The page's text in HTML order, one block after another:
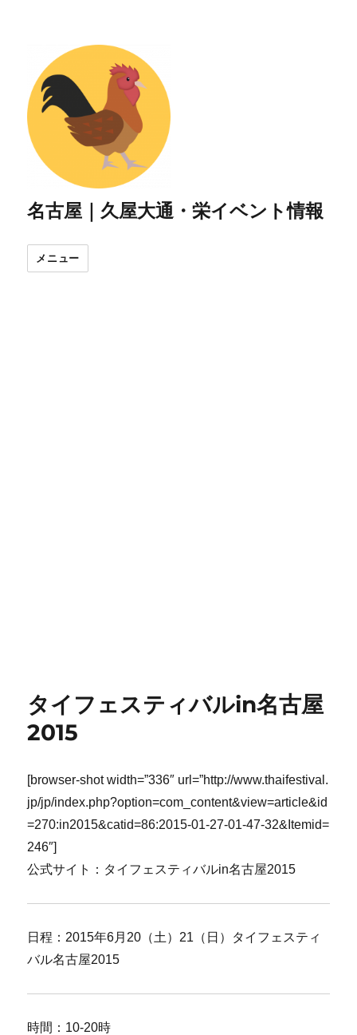
名古屋｜久屋大通・栄イベント情報
メニュー
タイフェスティバルin名古屋
2015
[browser-shot width=”336″ url=”http://www.thaifestival.
jp/jp/index.php?option=com_content&view=article&id
=270:in2015&catid=86:2015-01-27-01-47-32&Itemid=
246″]
公式サイト：タイフェスティバルin名古屋2015
日程：2015年6月20（土）21（日）タイフェスティ
バル名古屋2015
時間：10-20時